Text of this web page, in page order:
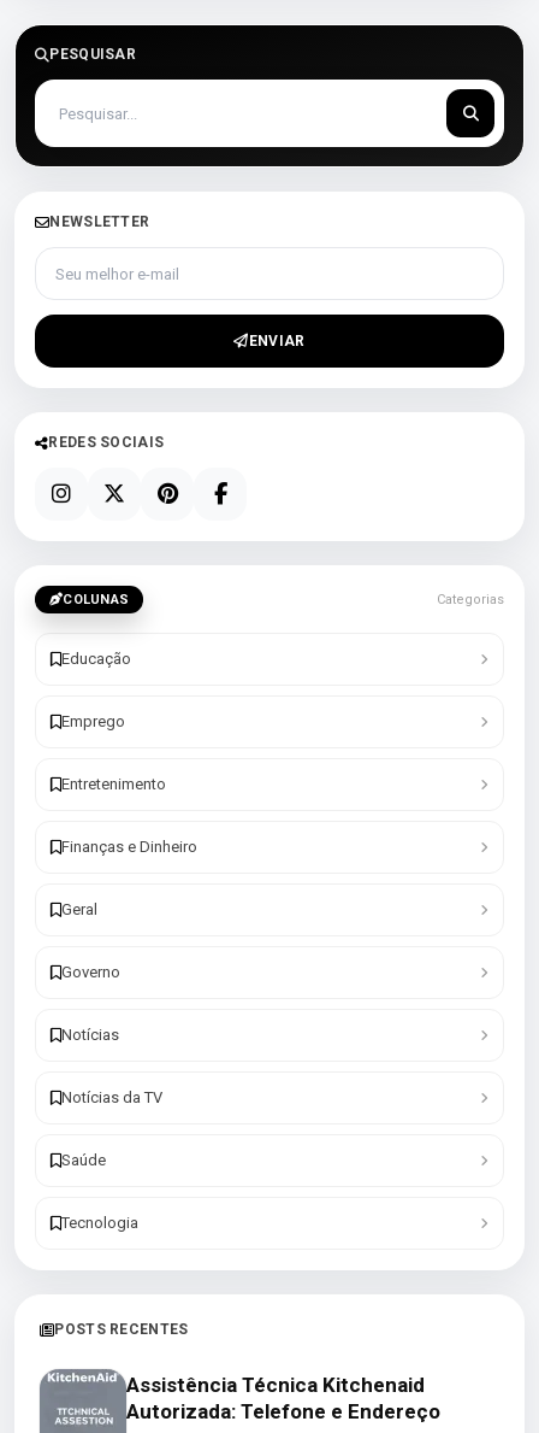
PESQUISAR
NEWSLETTER
Seu melhor e-mail
ENVIAR
REDES SOCIAIS
COLUNAS Categorias
Educação
Emprego
Entretenimento
Finanças e Dinheiro
Geral
Governo
Notícias
Notícias da TV
Saúde
Tecnologia
POSTS RECENTES
Assistência Técnica Kitchenaid
Autorizada: Telefone e Endereço